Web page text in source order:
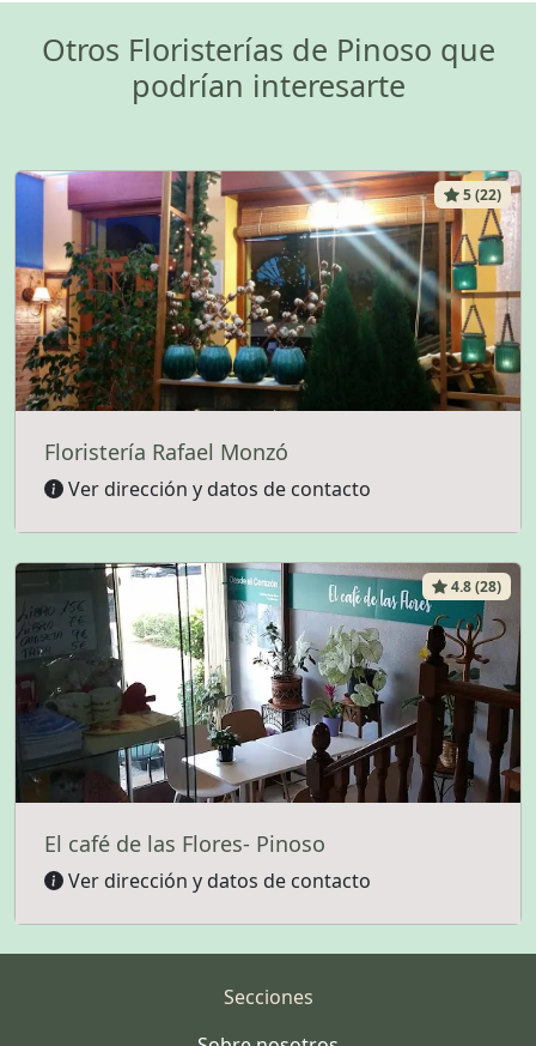
Otros Floristerías de Pinoso que
podrían interesarte
5 (22)
Floristería Rafael Monzó
Ver dirección y datos de contacto
4.8 (28)
El café de las Flores- Pinoso
Ver dirección y datos de contacto
Secciones